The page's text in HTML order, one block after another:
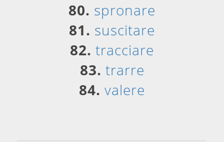
80. spronare
81. suscitare
82. tracciare
83. trarre
84. valere